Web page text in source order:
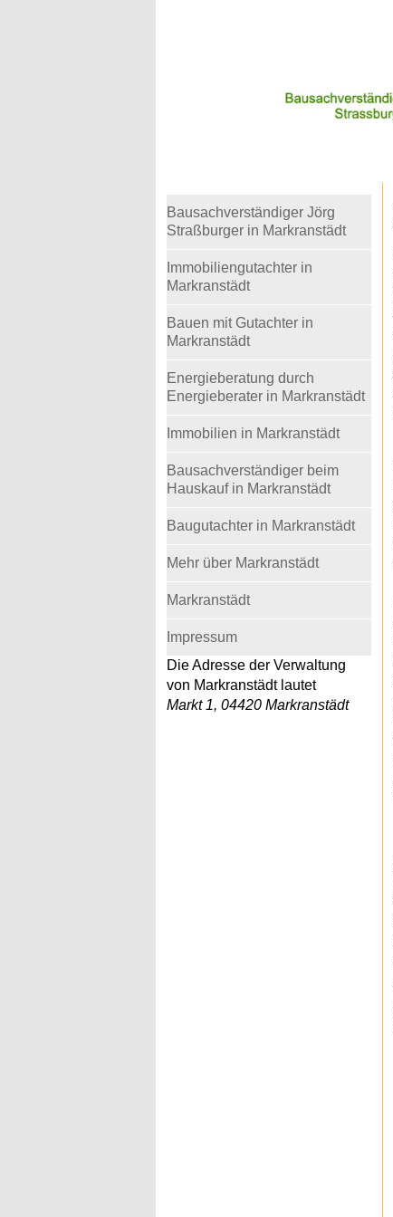
Bausachverständiger Jörg
Straßburger in Markranstädt
Immobiliengutachter in
Markranstädt
Bauen mit Gutachter in
Markranstädt
Energieberatung durch
Energieberater in Markranstädt
Immobilien in Markranstädt
Bausachverständiger beim
Hauskauf in Markranstädt
Baugutachter in Markranstädt
Mehr über Markranstädt
Markranstädt
Impressum
Die Adresse der Verwaltung
von Markranstädt lautet
Markt 1, 04420 Markranstädt